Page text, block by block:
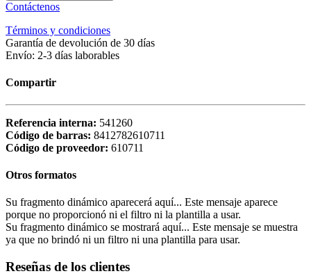
Contáctenos
Términos y condiciones
Garantía de devolución de 30 días
Envío: 2-3 días laborables
Compartir
Referencia interna: 541260
Código de barras: 8412782610711
Código de proveedor: 610711
Otros formatos
Su fragmento dinámico aparecerá aquí... Este mensaje aparece
porque no proporcionó ni el filtro ni la plantilla a usar.
Su fragmento dinámico se mostrará aquí... Este mensaje se muestra
ya que no brindó ni un filtro ni una plantilla para usar.
Reseñas de los clientes